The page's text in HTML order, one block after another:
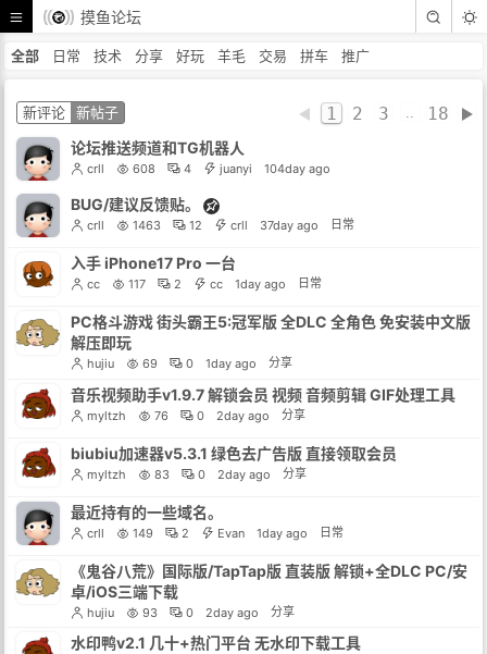
摸鱼论坛
全部 日常 技术 分享 好玩 羊毛 交易 拼车 推广
新评论 新帖子 1 2 3 18
程序🔥
9 小归客 28day ago
BUG/建议反馈贴。
crll 1463 12 crll 37day ago 日常
入手 iPhone17 Pro 一台
cc 117 2 cc 1day ago 日常
PC格斗游戏 街头霸王5:冠军版 全DLC 全角色 免安装中文版
解压即玩
hujiu 69 0 1day ago 分享
音乐视频助手v1.9.7 解锁会员 视频 音频剪辑 GIF处理工具
myltzh 76 0 2day ago 分享
biubiu加速器v5.3.1 绿色去广告版 直接领取会员
myltzh 83 0 2day ago 分享
最近持有的一些域名。
crll 149 2 Evan 1day ago 日常
《鬼谷八荒》国际版/TapTap版 直装版 解锁+全DLC PC/安
卓/iOS三端下载
hujiu 93 0 2day ago 分享
水印鸭v2.1 几十+热门平台 无水印下载工具